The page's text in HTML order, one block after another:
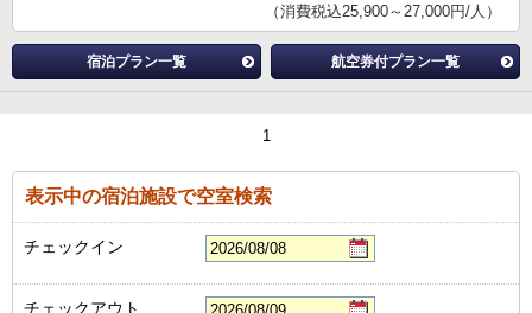
（消費税込25,900～27,000円/人）
宿泊プラン一覧 航空券付プラン一覧
1
表示中の宿泊施設で空室検索
チェックイン
チェックアウト